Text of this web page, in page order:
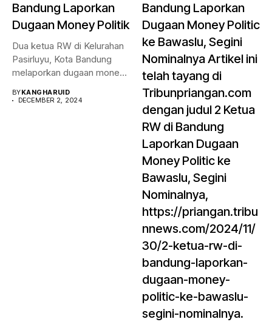
Bandung Laporkan
Dugaan Money Politik
Dua ketua RW di Kelurahan
Pasirluyu, Kota Bandung
melaporkan dugaan money
BYKANGHARUID
DECEMBER 2, 2024
Bandung Laporkan
Dugaan Money Politic
ke Bawaslu, Segini
Nominalnya Artikel ini
telah tayang di
Tribunpriangan.com
dengan judul 2 Ketua
RW di Bandung
Laporkan Dugaan
Money Politic ke
Bawaslu, Segini
Nominalnya,
https://priangan.tribu
nnews.com/2024/11/
30/2-ketua-rw-di-
bandung-laporkan-
dugaan-money-
politic-ke-bawaslu-
segini-nominalnya.